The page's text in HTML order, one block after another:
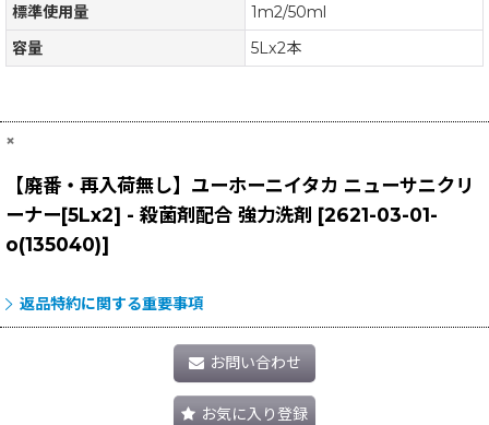
標準使用量
1m2/50ml
容量
5Lx2本
×
【廃番・再入荷無し】ユーホーニイタカ ニューサニクリ
ーナー[5Lx2] - 殺菌剤配合 強力洗剤 [2621-03-01-
o(135040)]
返品特約に関する重要事項
お問い合わせ
お気に入り登録